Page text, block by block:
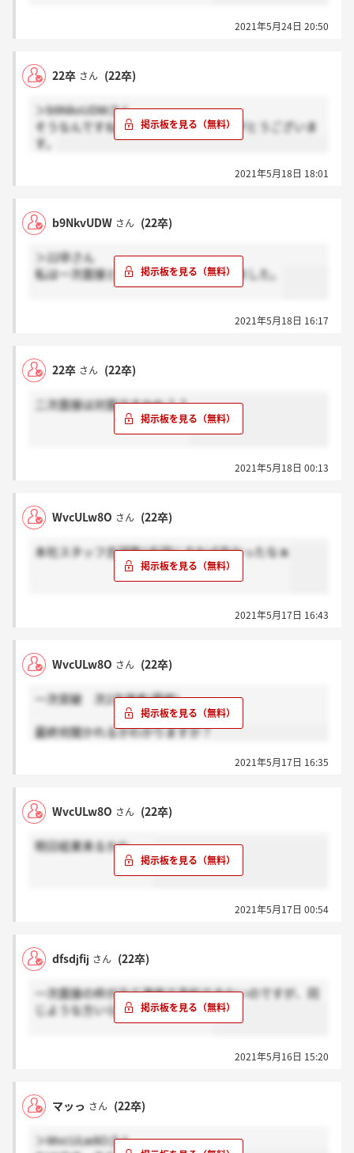
2021年5月24日 20:50
22卒 さん (22卒)
＞b9NkvUDWさん
そうなんですね、教えていただきありがとうございま
す。
2021年5月18日 18:01
b9NkvUDW さん (22卒)
＞22卒さん
私は一次面接と同様、web面接になりました。
2021年5月18日 16:17
22卒 さん (22卒)
二次面接は対面ですかね？？
2021年5月18日 00:13
WvcULw8O さん (22卒)
本社スタッフ志望第1志望にすれば良かったなぁ
2021年5月17日 16:43
WvcULw8O さん (22卒)
一次突破 次2次選考(最終)
最終何聞かれるかわかりますか？
2021年5月17日 16:35
WvcULw8O さん (22卒)
明日結果来るかな、、
2021年5月17日 00:54
dfsdjfij さん (22卒)
一次面接の枠が全て満席で予約できないのですが、同
じような方いらっしゃいますか？
2021年5月16日 15:20
マッっ さん (22卒)
＞WvcULw8Oさん